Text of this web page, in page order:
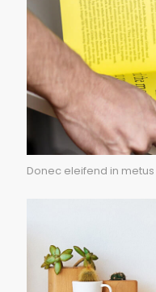
Donec eleifend in metus